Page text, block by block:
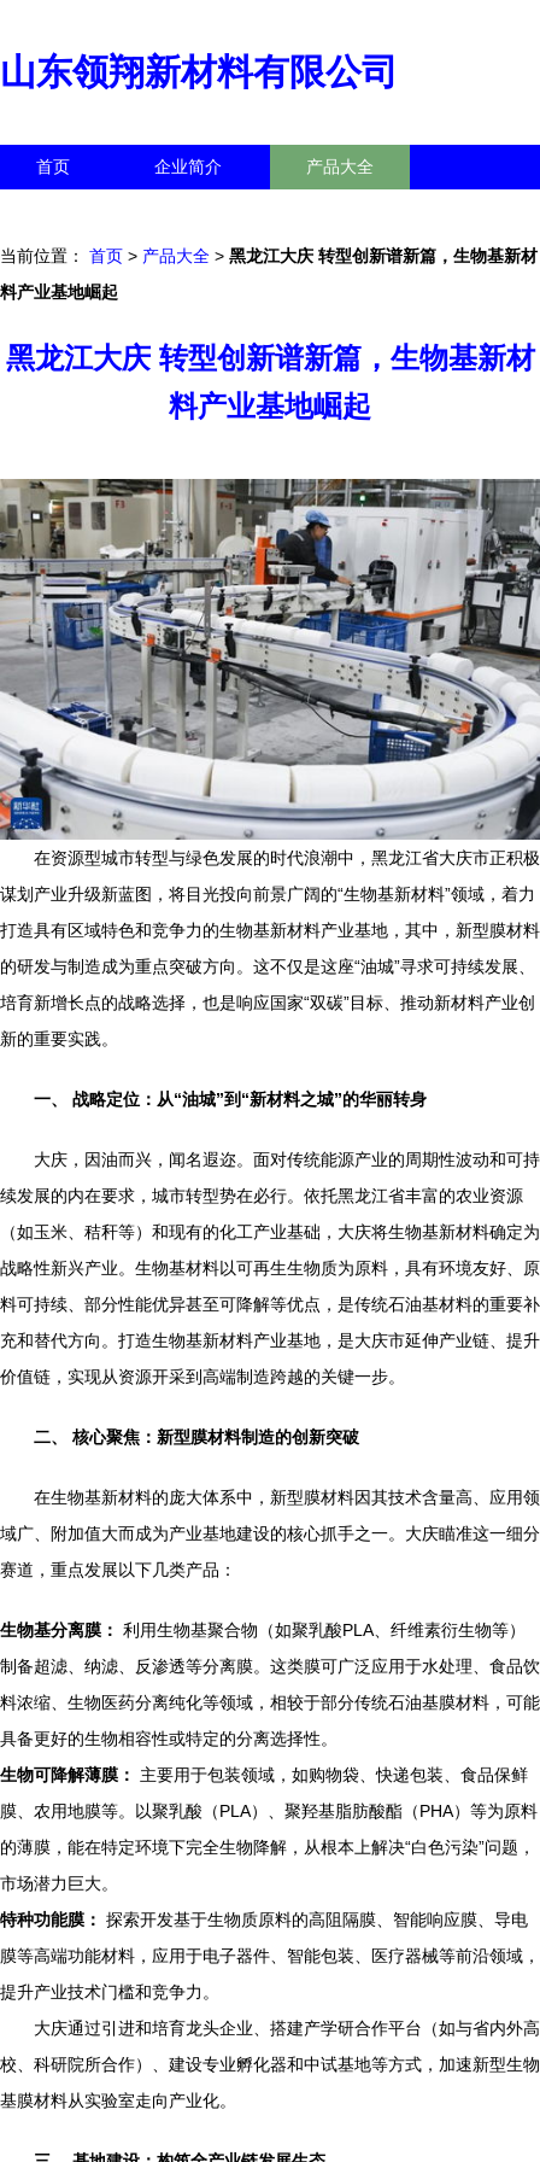
山东领翔新材料有限公司
首页 企业简介 产品大全
当前位置： 首页 > 产品大全 > 黑龙江大庆 转型创新谱新篇，生物基新材
料产业基地崛起
黑龙江大庆 转型创新谱新篇，生物基新材
料产业基地崛起
在资源型城市转型与绿色发展的时代浪潮中，黑龙江省大庆市正积极
谋划产业升级新蓝图，将目光投向前景广阔的“生物基新材料”领域，着力
打造具有区域特色和竞争力的生物基新材料产业基地，其中，新型膜材料
的研发与制造成为重点突破方向。这不仅是这座“油城”寻求可持续发展、
培育新增长点的战略选择，也是响应国家“双碳”目标、推动新材料产业创
新的重要实践。
一、 战略定位：从“油城”到“新材料之城”的华丽转身
大庆，因油而兴，闻名遐迩。面对传统能源产业的周期性波动和可持
续发展的内在要求，城市转型势在必行。依托黑龙江省丰富的农业资源
（如玉米、秸秆等）和现有的化工产业基础，大庆将生物基新材料确定为
战略性新兴产业。生物基材料以可再生生物质为原料，具有环境友好、原
料可持续、部分性能优异甚至可降解等优点，是传统石油基材料的重要补
充和替代方向。打造生物基新材料产业基地，是大庆市延伸产业链、提升
价值链，实现从资源开采到高端制造跨越的关键一步。
二、 核心聚焦：新型膜材料制造的创新突破
在生物基新材料的庞大体系中，新型膜材料因其技术含量高、应用领
域广、附加值大而成为产业基地建设的核心抓手之一。大庆瞄准这一细分
赛道，重点发展以下几类产品：
生物基分离膜： 利用生物基聚合物（如聚乳酸PLA、纤维素衍生物等）
制备超滤、纳滤、反渗透等分离膜。这类膜可广泛应用于水处理、食品饮
料浓缩、生物医药分离纯化等领域，相较于部分传统石油基膜材料，可能
具备更好的生物相容性或特定的分离选择性。
生物可降解薄膜：
主要用于包装领域，如购物袋、快递包装、食品保鲜
膜、农用地膜等。以聚乳酸（PLA）、聚羟基脂肪酸酯（PHA）等为原料
的薄膜，能在特定环境下完全生物降解，从根本上解决“白色污染”问题，
市场潜力巨大。
特种功能膜： 探索开发基于生物质原料的高阻隔膜、智能响应膜、导电
膜等高端功能材料，应用于电子器件、智能包装、医疗器械等前沿领域，
提升产业技术门槛和竞争力。
大庆通过引进和培育龙头企业、搭建产学研合作平台（如与省内外高
校、科研院所合作）、建设专业孵化器和中试基地等方式，加速新型生物
基膜材料从实验室走向产业化。